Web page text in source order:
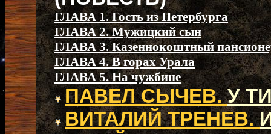
ГЛАВА 1. Гость из Петербурга
ГЛАВА 2. Мужицкий сын
ГЛАВА 3. Казеннокоштный
ГЛАВА 4. В горах Урала
ГЛАВА 5. На чужбине
ПАВЕЛ СЫЧЕВ.У
ВИТАЛИЙ ТРЕНЕВ.